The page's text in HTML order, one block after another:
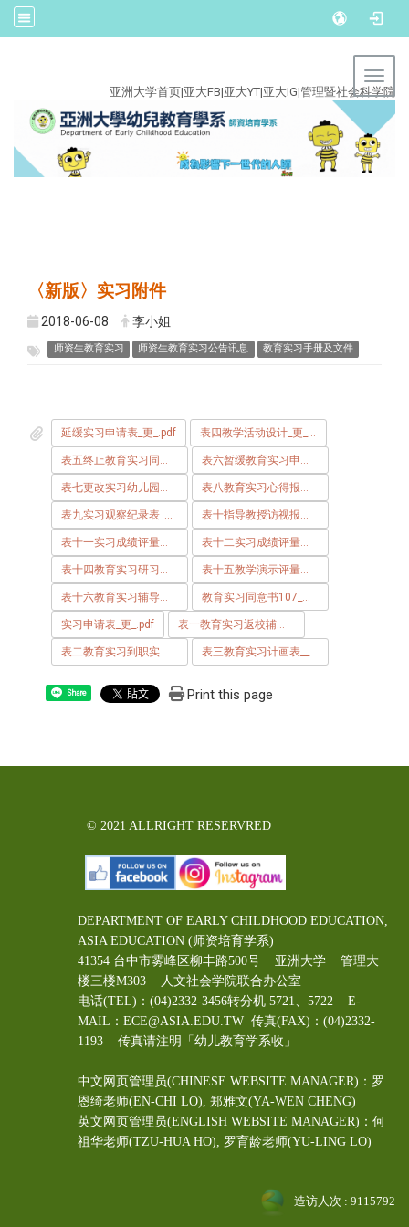
亚洲大学首页|亚大FB|亚大YT|亚大IG|管理暨社会科学院
〈新版〉实习附件
2018-06-08 李小姐
师资生教育实习 师资生教育实习公告讯息 教育实习手册及文件
延缓实习申请表_更_.pdf 表四教学活动设计_更_.pdf
表五终止教育实习同意书_ 表六暂缓教育实习申请书_
表七更改实习幼儿园申请暨切结书_ 表八教育实习心得报告_更_.pdf
表九实习观察纪录表_更_.pdf 表十指导教授访视报告_更_.pdf
表十一实习成绩评量表_指导教授用__更_.pdf 表十二实习成绩评量表_特约实习幼儿园用__更_.pdf
表十四教育实习研习记录表_更_.pdf 表十五教学演示评量表_更_.pdf
表十六教育实习辅导纪录表.pdf 教育实习同意书107_更_.pdf
实习申请表_更_.pdf 表一教育实习返校辅导座谈请假申请单_更_.pdf
表二教育实习到职实习回复单_更_.pdf 表三教育实习计画表__1__更_.pdf
Share Print this page
© 2021 ALLRIGHT RESERVRED
DEPARTMENT OF EARLY CHILDHOOD EDUCATION,
ASIA EDUCATION (师资培育学系)
41354 台中市雾峰区柳丰路500号 亚洲大学 管理大
楼三楼M303 人文社会学院联合办公室
电话(TEL)：(04)2332-3456转分机 5721、5722 E-
MAIL：ECE@ASIA.EDU.TW 传真(FAX)：(04)2332-
1193 传真请注明「幼儿教育学系收」
中文网页管理员(CHINESE WEBSITE MANAGER)：罗
恩绮老师(EN-CHI LO) , 郑雅文(YA-WEN CHENG)
英文网页管理员(ENGLISH WEBSITE MANAGER)：何
祖华老师(TZU-HUA HO), 罗育龄老师(YU-LING LO)
造访人次 : 9115792